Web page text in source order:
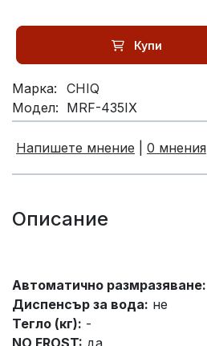
Купи
Марка:
CHIQ
Модел: MRF-435IX
Напишете мнение 0 мнения
Описание
Автоматично размразяване:
Диспенсър за вода: не
Тегло (кг): -